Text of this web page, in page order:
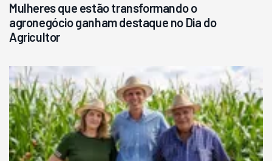
Mulheres que estão transformando o
agronegócio ganham destaque no Dia do
Agricultor